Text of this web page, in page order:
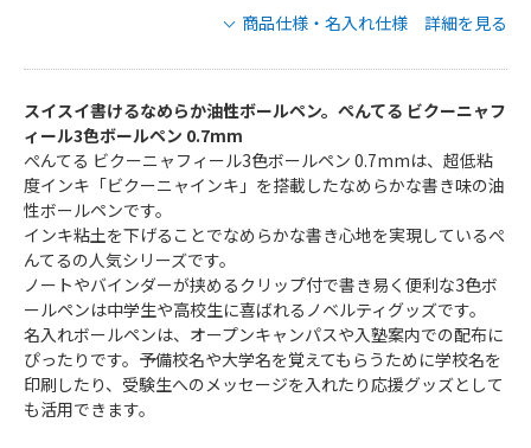
商品仕様・名入れ仕様 詳細を見る
ぺんてる ビクーニャフィール3色ボールペ
ン 0.7mmの商品仕様
品番
BXCB37WTN
インクカラー
黒・赤・青
本体カラー
ホワイト
最小ロット
100本
個包装
個包装無し
のし
不可
最短出荷予定日
スイスイ書けるなめらか油性ボールペン。ぺんてる ビクーニャフ
ィール3色ボールペン 0.7mm
ぺんてる ビクーニャフィール3色ボールペン 0.7mmは、超低粘
度インキ「ビクーニャインキ」を搭載したなめらかな書き味の油
性ボールペンです。
インキ粘土を下げることでなめらかな書き心地を実現しているぺ
んてるの人気シリーズです。
ノートやバインダーが挟めるクリップ付で書き易く便利な3色ボ
ールペンは中学生や高校生に喜ばれるノベルティグッズです。
名入れボールペンは、オープンキャンパスや入塾案内での配布に
ぴったりです。予備校名や大学名を覚えてもらうために学校名を
印刷したり、受験生へのメッセージを入れたり応援グッズとして
も活用できます。